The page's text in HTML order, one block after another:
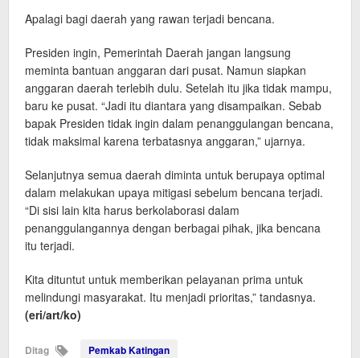
Apalagi bagi daerah yang rawan terjadi bencana.
Presiden ingin, Pemerintah Daerah jangan langsung
meminta bantuan anggaran dari pusat. Namun siapkan
anggaran daerah terlebih dulu. Setelah itu jika tidak mampu,
baru ke pusat. “Jadi itu diantara yang disampaikan. Sebab
bapak Presiden tidak ingin dalam penanggulangan bencana,
tidak maksimal karena terbatasnya anggaran,” ujarnya.
Selanjutnya semua daerah diminta untuk berupaya optimal
dalam melakukan upaya mitigasi sebelum bencana terjadi.
“Di sisi lain kita harus berkolaborasi dalam
penanggulangannya dengan berbagai pihak, jika bencana
itu terjadi.
Kita dituntut untuk memberikan pelayanan prima untuk
melindungi masyarakat. Itu menjadi prioritas,” tandasnya.
(eri/art/ko)
Ditag Pemkab Katingan